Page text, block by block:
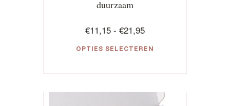
duurzaam
€11,15 - €21,95Prijsklasse:
tot
OPTIES SELECTEREN
Dit
heeft